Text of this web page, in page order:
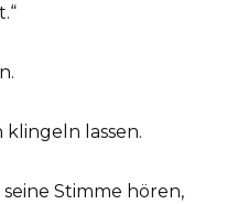
klingeln lassen.
Stimme hören,